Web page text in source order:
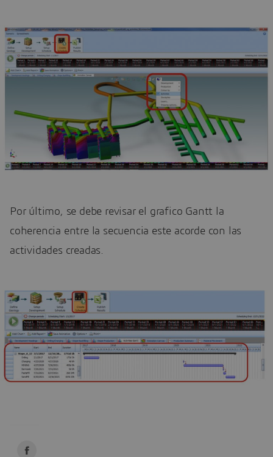
Por último, se debe revisar el grafico Gantt la
coherencia entre la secuencia este acorde con las
actividades creadas.